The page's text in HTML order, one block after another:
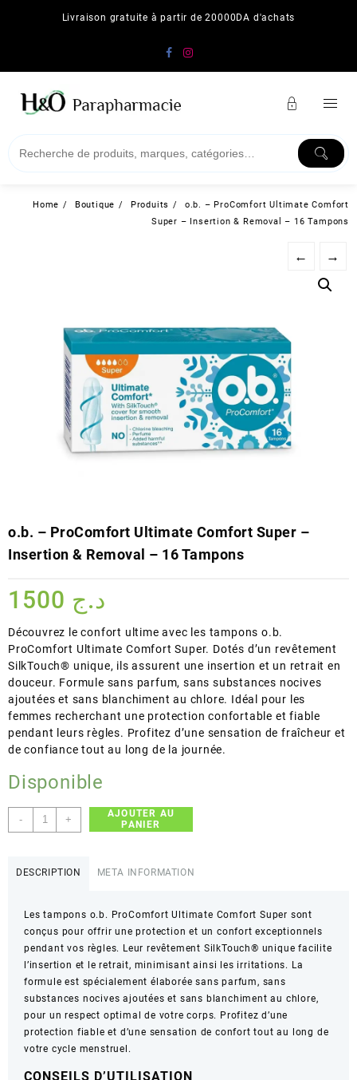
Livraison gratuite à partir de 20000DA d'achats
Home Boutique Produits
o.b. – ProComfort Ultimate Comfort
Super – Insertion & Removal – 16 Tampons
← →
o.b. – ProComfort Ultimate Comfort Super –
Insertion & Removal – 16 Tampons
د.ج
Découvrez le confort ultime avec les tampons o.b.
ProComfort Ultimate Comfort Super. Dotés d’un revêtement
SilkTouch® unique, ils assurent une insertion et un retrait en
douceur. Formule sans parfum, sans substances nocives
ajoutées et sans blanchiment au chlore. Idéal pour les
femmes recherchant une protection confortable et fiable
pendant leurs règles. Profitez d’une sensation de fraîcheur et
de confiance tout au long de la journée.
Disponible
-
quantité
de
Comfort
Super
–
Insertion
&
Removal
–
16
Tampons
+
AJOUTER AU
PANIER
DESCRIPTION META INFORMATION
Les tampons o.b. ProComfort Ultimate Comfort Super sont
conçus pour offrir une protection et un confort exceptionnels
pendant vos règles. Leur revêtement SilkTouch® unique facilite
l’insertion et le retrait, minimisant ainsi les irritations. La
formule est spécialement élaborée sans parfum, sans
substances nocives ajoutées et sans blanchiment au chlore,
pour un respect optimal de votre corps. Profitez d’une
protection fiable et d’une sensation de confort tout au long de
votre cycle menstruel.
CONSEILS D’UTILISATION